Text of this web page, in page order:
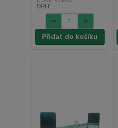
DPH
Přidat do košíku